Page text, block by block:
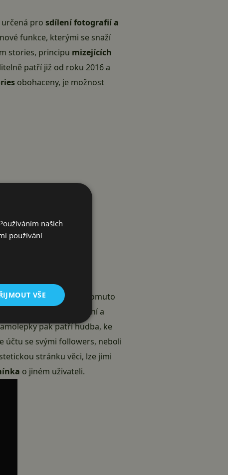
určená pro sdílení fotografií a
funkce, kterými se snaží
stories, principu mizejících
patří již od roku 2016 a
obohaceny, je možnost
videa, nebo text, k tomuto
, interaktivní a
pak patří hudba, ke
účtu se svými followers, neboli
stránku věci, lze jimi
o jiném uživateli.
našich
používání
VŠE